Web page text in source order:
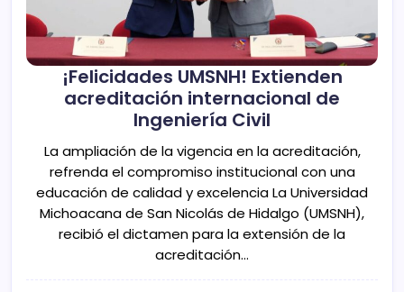
¡Felicidades UMSNH! Extienden
acreditación internacional de
Ingeniería Civil
La ampliación de la vigencia en la acreditación,
refrenda el compromiso institucional con una
educación de calidad y excelencia La Universidad
Michoacana de San Nicolás de Hidalgo (UMSNH),
recibió el dictamen para la extensión de la
acreditación…